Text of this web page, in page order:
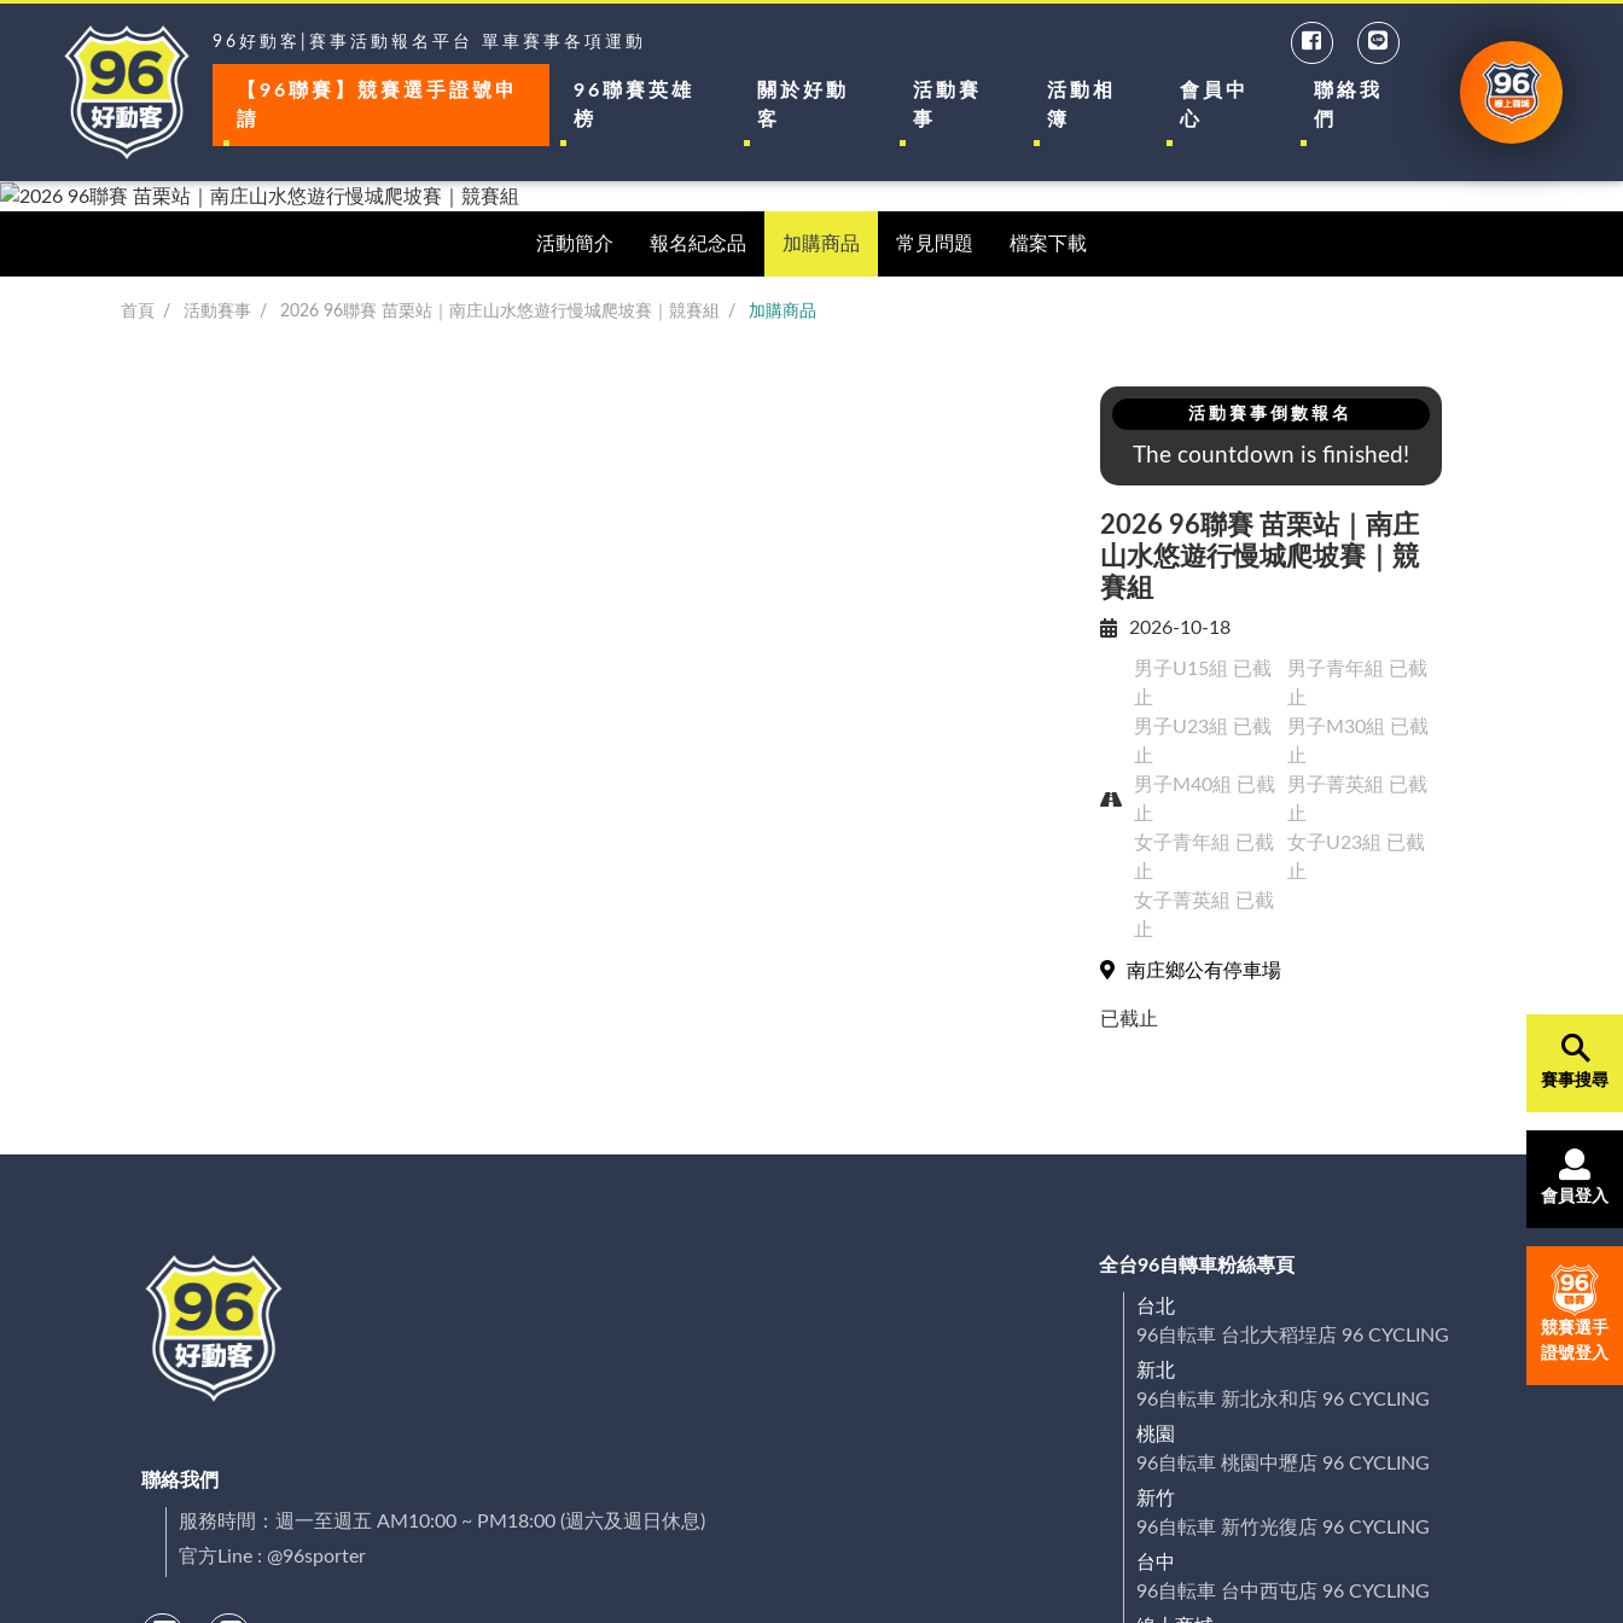
96好動客|賽事活動報名平台 單車賽事各項運動
【96聯賽】競賽選手證號申
請
96聯賽英雄
榜
關於好動
客
活動賽
事
活動相
簿
會員中
心
聯絡我
們
活動簡介 報名紀念品 加購商品 常見問題 檔案下載
首頁 活動賽事 2026 96聯賽 苗栗站｜南庄山水悠遊行慢城爬坡賽｜競賽組 加購商品
活動賽事倒數報名
The countdown is finished!
2026 96聯賽 苗栗站｜南庄
山水悠遊行慢城爬坡賽｜競
賽組
2026-10-18
男子U15組 已截
止
男子青年組 已截
止
男子U23組 已截
止
男子M30組 已截
止
男子M40組 已截
止
男子菁英組 已截
止
女子青年組 已截
止
女子U23組 已截
止
女子菁英組 已截
止
南庄鄉公有停車場
已截止
聯絡我們
服務時間：週一至週五 AM10:00 ~ PM18:00 (週六及週日休息)
官方Line : @96sporter
全台96自轉車粉絲專頁
台北
96自転車 台北大稻埕店 96 CYCLING
新北
96自転車 新北永和店 96 CYCLING
桃園
96自転車 桃園中壢店 96 CYCLING
新竹
96自転車 新竹光復店 96 CYCLING
台中
96自転車 台中西屯店 96 CYCLING
賽事搜尋
會員登入
競賽選手
證號登入
Close